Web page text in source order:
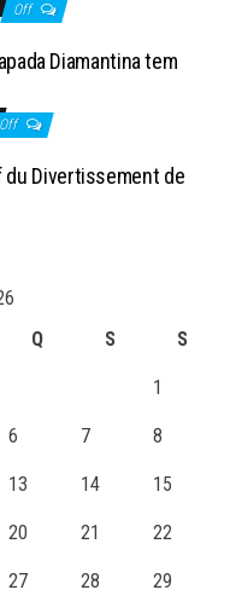
Off
Diamantina tem
Off
du Divertissement de
Q S S
1
6 7 8
13 14 15
20 21 22
27 28 29